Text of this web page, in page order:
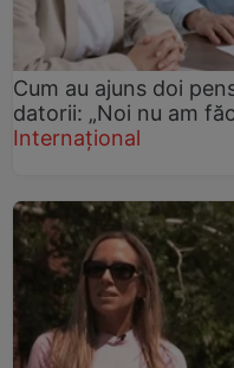
Cum au ajuns doi
datorii: „Noi nu am
Internațional